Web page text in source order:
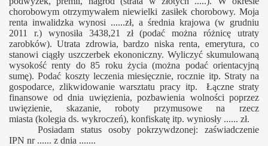
chorobowym otrzymywałem niewielki zasiłek chorobowy. Moja
renta inwalidzka wynosi ......zł, a średnia krajowa (w grudniu
2011 r.) wynosiła 3438,21 zł (podać można różnicę utraty
zarobków). Utrata zdrowia, bardzo niska renta, emerytura, co
stanowi ciągły uszczerbek ekononiczny. Wyliczyć skumulowaną
wysokość renty do 85 roku życia (można podać orientacyjną
sumę). Podać koszty leczenia miesięcznie, rocznie itp. Straty na
gospodarce, zlikwidowanie warsztatu pracy itp. Łączne straty
finansowe od dnia uwięzienia, pozbawienia wolności poprzez
uwięzienie, skazanie, roboty przymusowe na rzecz
miasta (kolegia ds. wykroczeń), konfiskatę itp. wyniosły ...... zł.
Posiadam status osoby pokrzywdzonej: zaświadczenie
IPN nr ...... z dnia .......